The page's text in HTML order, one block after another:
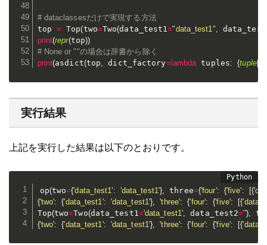
# dataclassesだけで実現する方法
top = Top(two=Two(data_test1="data_test1",
print(repr(top))
# None or ""の場合は辞書から除く
print(asdict(top, dict_factory= lambda tuples: {tuple[
実行結果
上記を実行した結果は以下のとおりです。
op(two={'data_test1': 'data_test1'} three={'four': {'five': [{
{'two': {'data_test1': 'data_test1'} 'three': {'four': {'five': [{'data3'
Top(two=Two(data_test1 ='data_test1' data_test2=''),
{'two': {'data_test1': 'data_test1'} 'three': {'four': {'five': [{'data3'